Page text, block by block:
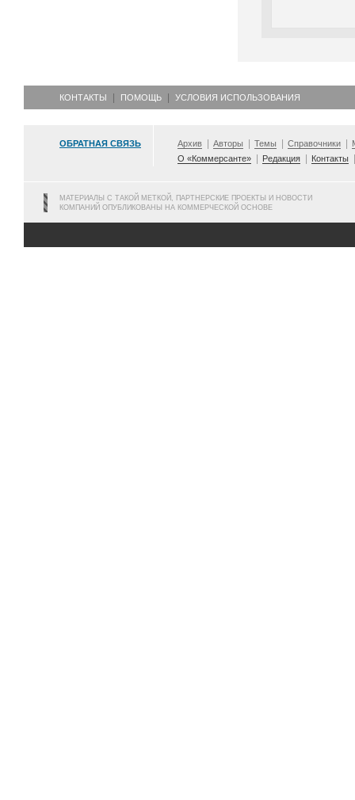
КОНТАКТЫ ПОМОЩЬ УСЛОВИЯ ИСПОЛЬЗОВАНИЯ
ОБРАТНАЯ СВЯЗЬ Архив Авторы Темы Справочники
О «Коммерсанте»
Редакция Контакты
МАТЕРИАЛЫ С ТАКОЙ МЕТКОЙ, ПАРТНЕРСКИЕ ПРОЕКТЫ И НОВОСТИ
КОМПАНИЙ ОПУБЛИКОВАНЫ НА КОММЕРЧЕСКОЙ ОСНОВЕ